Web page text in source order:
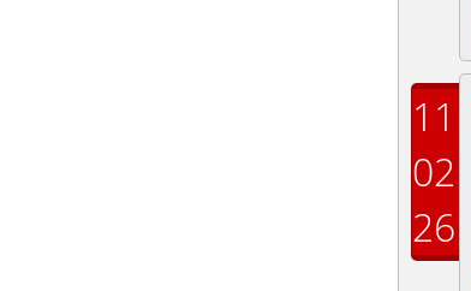
11
02
26